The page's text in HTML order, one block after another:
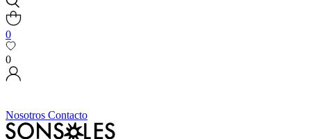
0
0
Nosotros Contacto